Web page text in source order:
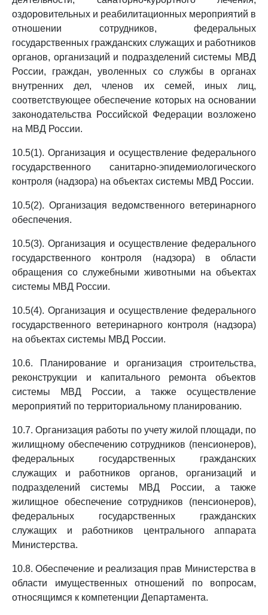
оздоровительных и реабилитационных мероприятий в
отношении сотрудников, федеральных
государственных гражданских служащих и работников
органов, организаций и подразделений системы МВД
России, граждан, уволенных со службы в органах
внутренних дел, членов их семей, иных лиц,
соответствующее обеспечение которых на основании
законодательства Российской Федерации возложено
на МВД России.
10.5(1). Организация и осуществление федерального
государственного санитарно-эпидемиологического
контроля (надзора) на объектах системы МВД России.
10.5(2). Организация ведомственного ветеринарного
обеспечения.
10.5(3). Организация и осуществление федерального
государственного контроля (надзора) в области
обращения со служебными животными на объектах
системы МВД России.
10.5(4). Организация и осуществление федерального
государственного ветеринарного контроля (надзора)
на объектах системы МВД России.
10.6. Планирование и организация строительства,
реконструкции и капитального ремонта объектов
системы МВД России, а также осуществление
мероприятий по территориальному планированию.
10.7. Организация работы по учету жилой площади, по
жилищному обеспечению сотрудников (пенсионеров),
федеральных государственных гражданских
служащих и работников органов, организаций и
подразделений системы МВД России, а также
жилищное обеспечение сотрудников (пенсионеров),
федеральных государственных гражданских
служащих и работников центрального аппарата
Министерства.
10.8. Обеспечение и реализация прав Министерства в
области имущественных отношений по вопросам,
относящимся к компетенции Департамента.